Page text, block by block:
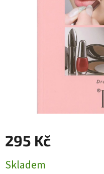
295 Kč
cena:
Skladem